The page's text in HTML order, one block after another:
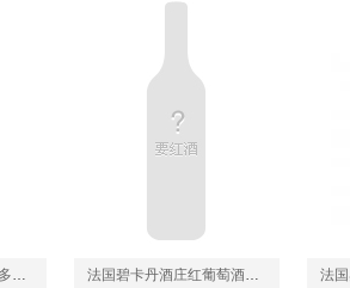
法国卡多城堡超级波尔多干红葡萄酒 法国碧卡丹酒庄红葡萄酒2023